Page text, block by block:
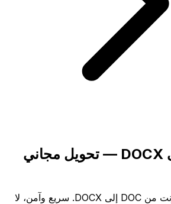
محول DOC إلى DOCX — تحويل مجاني
محول مجاني عبر الإنترنت من DOC إلى DOCX. سريع وآمن، لا